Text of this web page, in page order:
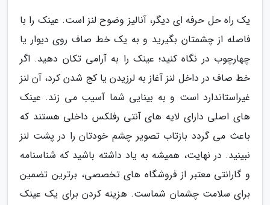
یک راه حل حرفه ای دیگر، آنالیز وضوح لنز است. عینک را با
فاصله از چشمتان بگیرید و به یک خط صاف روی دیوار یا
چهارچوب در نگاه کنید؛ عینک را به آرامی تکان دهید. اگر
خط صاف در داخل لنز آغاز به لرزیدن یا کج شدن کرد، آن لنز
غیراستاندارد است و به بینایی شما آسیب می زند. عینک
های اصلی دارای لایه های آنتی رفلکس داخلی هستند که
باعث می گردد بازتاب تصویر چشم خودتان را در پشت لنز
نبینید. در نهایت، همیشه به یاد داشته باشید که شناسنامه
و گارانتی معتبر از فروشگاه های تخصصی، برترین تضمین
برای سلامت چشمان شماست. هزینه کردن برای یک عینک